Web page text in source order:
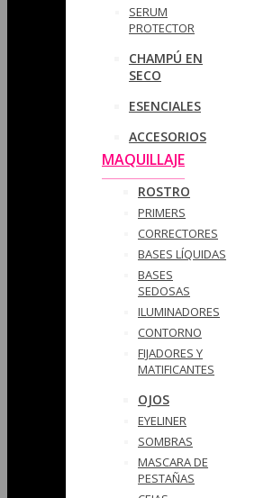
SERUM
PROTECTOR
CHAMPÚ EN
SECO
ESENCIALES
ACCESORIOS
MAQUILLAJE
ROSTRO
PRIMERS
CORRECTORES
BASES LÍQUIDAS
BASES
SEDOSAS
ILUMINADORES
CONTORNO
FIJADORES Y
MATIFICANTES
OJOS
EYELINER
SOMBRAS
MASCARA DE
PESTAÑAS